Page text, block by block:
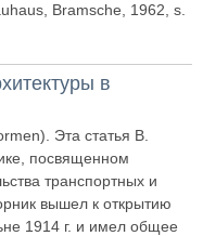
Bramsche, 1962, s.
в
Эта статья В.
посвященном
транспортных и
вышел к открытию
1914 г. и имел общее